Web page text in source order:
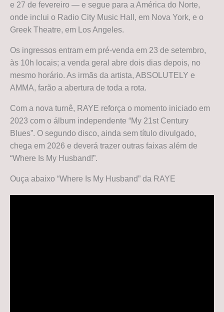
e 27 de fevereiro — e segue para a América do Norte,
onde inclui o Radio City Music Hall, em Nova York, e o
Greek Theatre, em Los Angeles.
Os ingressos entram em pré-venda em 23 de setembro,
às 10h locais; a venda geral abre dois dias depois, no
mesmo horário. As irmãs da artista, ABSOLUTELY e
AMMA, farão a abertura de toda a rota.
Com a nova turnê, RAYE reforça o momento iniciado em
2023 com o álbum independente “My 21st Century
Blues”. O segundo disco, ainda sem título divulgado,
chega em 2026 e deverá trazer outras faixas além de
“Where Is My Husband!”.
Ouça abaixo “Where Is My Husband” da RAYE